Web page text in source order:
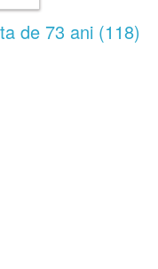
de 73 ani (118)